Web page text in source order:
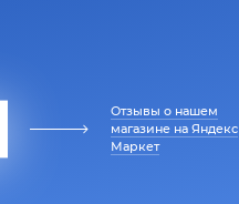
Отзывы о нашем
магазине на Яндекс
Маркет